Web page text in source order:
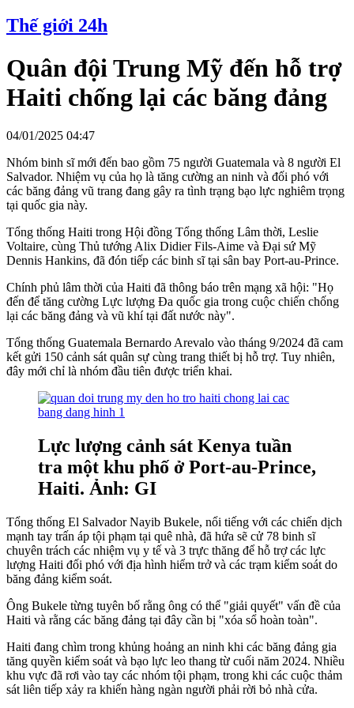
Thế giới 24h
Quân đội Trung Mỹ đến hỗ trợ
Haiti chống lại các băng đảng
04/01/2025 04:47
Nhóm binh sĩ mới đến bao gồm 75 người Guatemala và 8 người El
Salvador. Nhiệm vụ của họ là tăng cường an ninh và đối phó với
các băng đảng vũ trang đang gây ra tình trạng bạo lực nghiêm trọng
tại quốc gia này.
Tổng thống Haiti trong Hội đồng Tổng thống Lâm thời, Leslie
Voltaire, cùng Thủ tướng Alix Didier Fils-Aime và Đại sứ Mỹ
Dennis Hankins, đã đón tiếp các binh sĩ tại sân bay Port-au-Prince.
Chính phủ lâm thời của Haiti đã thông báo trên mạng xã hội: "Họ
đến để tăng cường Lực lượng Đa quốc gia trong cuộc chiến chống
lại các băng đảng và vũ khí tại đất nước này".
Tổng thống Guatemala Bernardo Arevalo vào tháng 9/2024 đã cam
kết gửi 150 cảnh sát quân sự cùng trang thiết bị hỗ trợ. Tuy nhiên,
đây mới chỉ là nhóm đầu tiên được triển khai.
Lực lượng cảnh sát Kenya tuần
tra một khu phố ở Port-au-Prince,
Haiti. Ảnh: GI
Tổng thống El Salvador Nayib Bukele, nổi tiếng với các chiến dịch
mạnh tay trấn áp tội phạm tại quê nhà, đã hứa sẽ cử 78 binh sĩ
chuyên trách các nhiệm vụ y tế và 3 trực thăng để hỗ trợ các lực
lượng Haiti đối phó với địa hình hiểm trở và các trạm kiểm soát do
băng đảng kiểm soát.
Ông Bukele từng tuyên bố rằng ông có thể "giải quyết" vấn đề của
Haiti và rằng các băng đảng tại đây cần bị "xóa sổ hoàn toàn".
Haiti đang chìm trong khủng hoảng an ninh khi các băng đảng gia
tăng quyền kiểm soát và bạo lực leo thang từ cuối năm 2024. Nhiều
khu vực đã rơi vào tay các nhóm tội phạm, trong khi các cuộc thảm
sát liên tiếp xảy ra khiến hàng ngàn người phải rời bỏ nhà cửa.